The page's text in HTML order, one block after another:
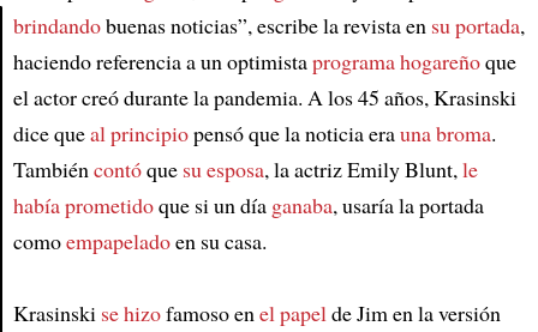
brindandobuenas noticias”, escribe la revista en su portada,
haciendo referencia a un optimistaprograma hogareñoque
el actor creó durante la pandemia. A los 45 años, Krasinski
dice queal principiopensó que la noticia erauna broma.
También contóque su esposa, la actriz Emily Blunt, le
había prometidoque si un día ganaba, usaría la portada
comoempapeladoen su casa.
Krasinski se hizofamoso en el papel de Jim en la versión